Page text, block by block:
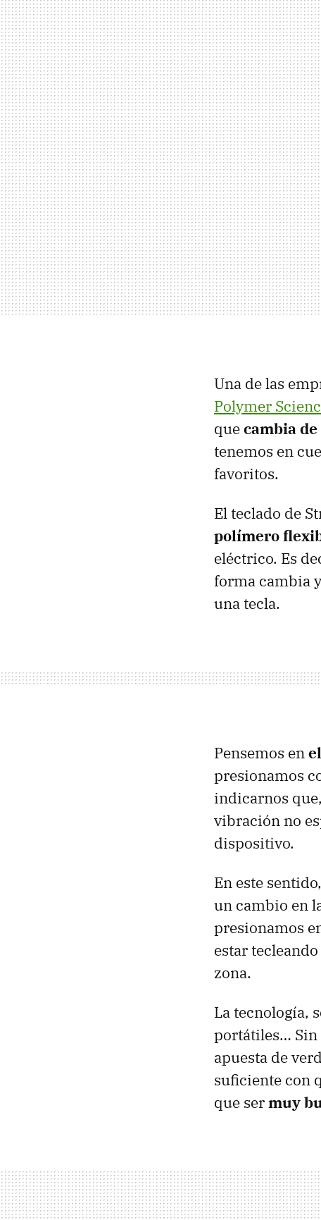
Una de las
Polymer
quecambia
tenemos en
favoritos.
El teclado de
polímero
eléctrico. Es
forma cambia
una tecla.
Pensemos en
presionamos
indicarnos
vibración no
dispositivo.
En este
un cambio en
presionamos
estar
zona.
La tecnología,
portátiles… Sin
apuesta de
suficiente con
que sermuy